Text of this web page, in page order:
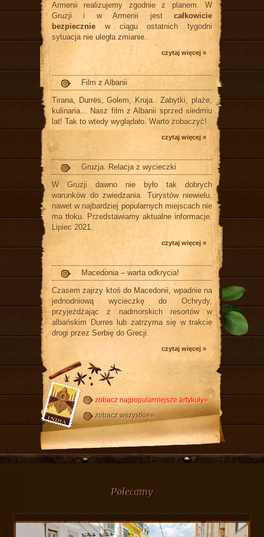
Armenii realizujemy zgodnie z planem. W
Gruzji i w Armenii jest całkowicie
bezpiecznie w ciągu ostatnich tygodni
sytuacja nie uległa zmianie.
czytaj więcej »
Film z Albanii
Tirana, Durrës, Golem, Kruja.. Zabytki, plaże,
kulinaria... Nasz film z Albanii sprzed siedmiu
lat! Tak to wtedy wyglądało. Warto zobaczyć!
czytaj więcej »
Gruzja. Relacja z wycieczki
W Gruzji dawno nie było tak dobrych
warunków do zwiedzania. Turystów niewielu,
nawet w najbardziej popularnych miejscach nie
ma tłoku. Przedstawiamy aktualne informacje.
Lipiec 2021.
czytaj więcej »
Macedonia – warta odkrycia!
Czasem zajrzy ktoś do Macedonii, wpadnie na
jednodniową wycieczkę do Ochrydy,
przyjeżdżając z nadmorskich resortów w
albańskim Durres lub zatrzyma się w trakcie
drogi przez Serbię do Grecji.
czytaj więcej »
zobacz najpopularniejsze artykuły»
zobacz wszystkie»
Polecamy